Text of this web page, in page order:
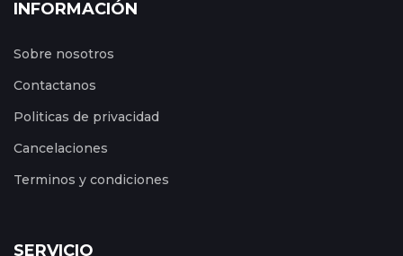
INFORMACIÓN
Sobre nosotros
Contactanos
Politicas de privacidad
Cancelaciones
Terminos y condiciones
SERVICIO